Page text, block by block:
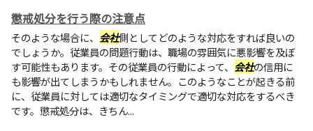
懲戒処分を行う際の注意点
そのような場合に、 会社側としてどのような対応をすれば良いの
でしょうか。従業員の問題行動は、職場の雰囲気に悪影響を及ぼ
す可能性もあります。その従業員の行動によって、 会社の信用に
も影響が出てしまうかもしれません。このようなことが起きる前
に、従業員に対しては適切なタイミングで適切な対応をするべき
です。懲戒処分は、きちん...